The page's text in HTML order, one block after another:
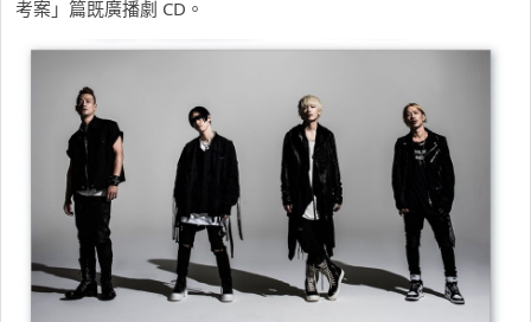
考案」篇既廣播劇 CD。